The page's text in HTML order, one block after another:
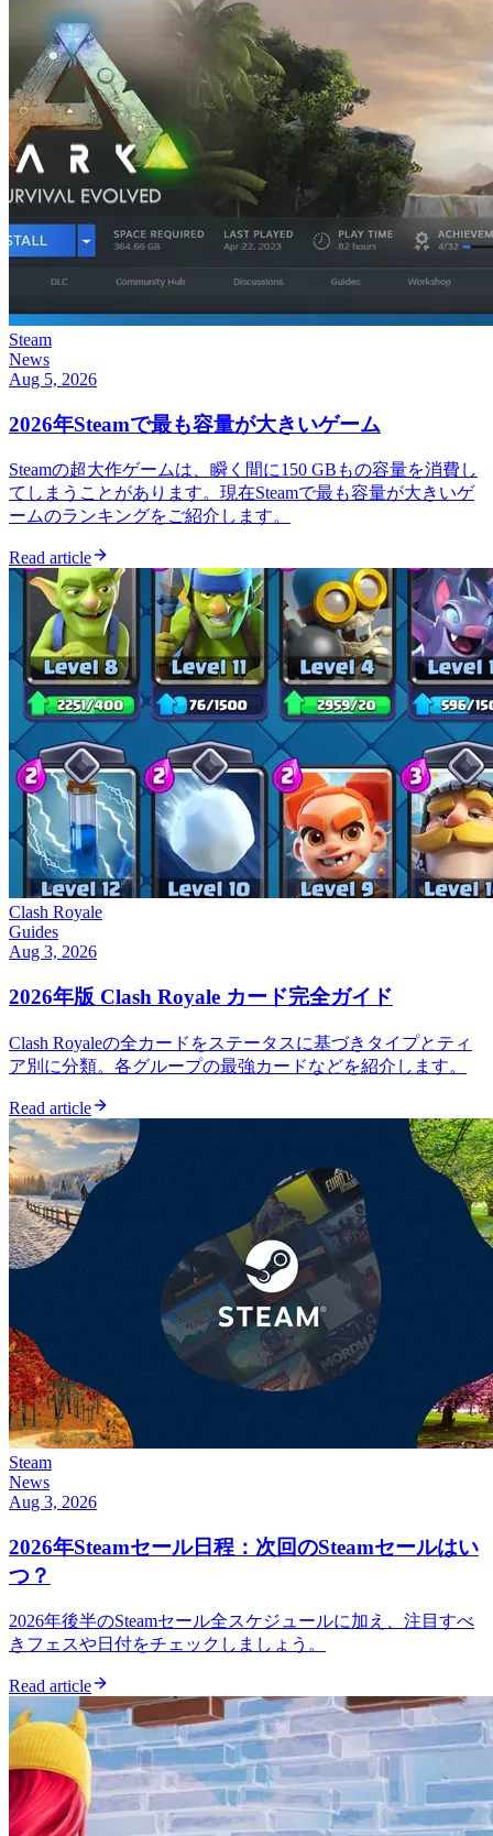
Steam
News
Aug 5, 2026
2026年Steamで最も容量が大きいゲーム
Steamの超大作ゲームは、瞬く間に150 GBもの容量を消費し
てしまうことがあります。現在Steamで最も容量が大きいゲ
ームのランキングをご紹介します。
Read article
Clash Royale
Guides
Aug 3, 2026
2026年版 Clash Royale カード完全ガイド
Clash Royaleの全カードをステータスに基づきタイプとティ
ア別に分類。各グループの最強カードなどを紹介します。
Read article
Steam
News
Aug 3, 2026
2026年Steamセール日程：次回のSteamセールはい
つ？
2026年後半のSteamセール全スケジュールに加え、注目すべ
きフェスや日付をチェックしましょう。
Read article